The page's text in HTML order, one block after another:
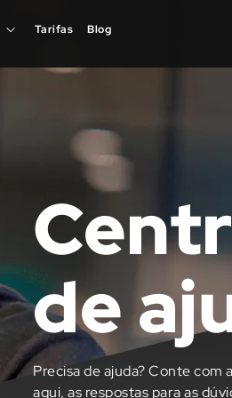
Tarifas Blog
Tarifas Blog
de
Precisa de ajuda? Conte com
aqui, as respostas para as